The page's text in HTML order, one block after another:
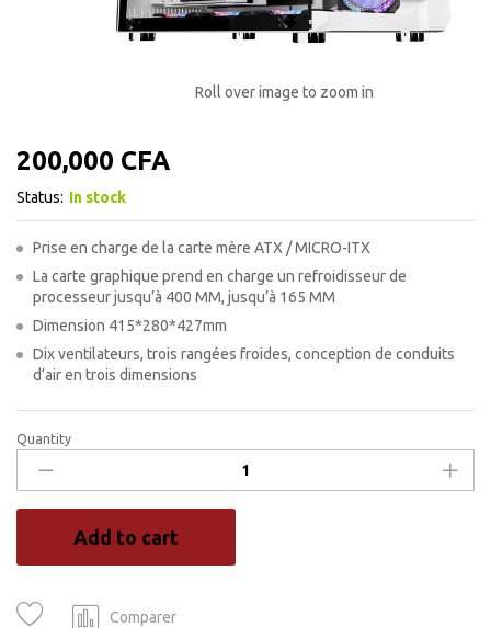
Roll over image to zoom in
200,000 CFA
Status: In stock
Prise en charge de la carte mère ATX / MICRO-ITX
La carte graphique prend en charge un refroidisseur de
processeur jusqu’à 400 MM, jusqu’à 165 MM
Dimension 415*280*427mm
Dix ventilateurs, trois rangées froides, conception de conduits
d’air en trois dimensions
BOITIER
GAMING
ROBIN
2
Panneau
verre
Quantity
Add to cart
Comparer